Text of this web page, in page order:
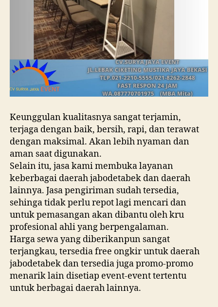
Keunggulan kualitasnya sangat terjamin,
terjaga dengan baik, bersih, rapi, dan terawat
dengan maksimal. Akan lebih nyaman dan
aman saat digunakan.
Selain itu, jasa kami membuka layanan
keberbagai daerah jabodetabek dan daerah
lainnya. Jasa pengiriman sudah tersedia,
sehinga tidak perlu repot lagi mencari dan
untuk pemasangan akan dibantu oleh kru
profesional ahli yang berpengalaman.
Harga sewa yang diberikanpun sangat
terjangkau, tersedia free ongkir untuk daerah
jabodetabek dan tersedia juga promo-promo
menarik lain disetiap event-event tertentu
untuk berbagai daerah lainnya.